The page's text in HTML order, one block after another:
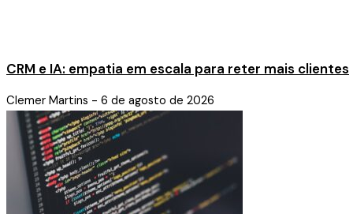
CRM e IA: empatia em escala para reter mais clientes
Clemer Martins 6 de agosto de 2026